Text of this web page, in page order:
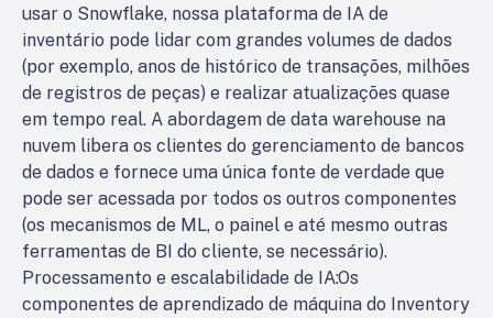
usar o Snowflake, nossa plataforma de IA de
inventário pode lidar com grandes volumes de dados
(por exemplo, anos de histórico de transações, milhões
de registros de peças) e realizar atualizações quase
em tempo real. A abordagem de data warehouse na
nuvem libera os clientes do gerenciamento de bancos
de dados e fornece uma única fonte de verdade que
pode ser acessada por todos os outros componentes
(os mecanismos de ML, o painel e até mesmo outras
ferramentas de BI do cliente, se necessário).
Processamento e escalabilidade de IA:Os
componentes de aprendizado de máquina do Inventory